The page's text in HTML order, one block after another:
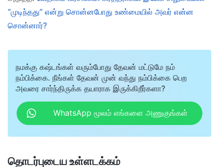
சொன்னாரு? அது யாரையாவது ஒருத்தர நேரடியா
ராஜ்யத்துக்குள்ள அனுமதிக்கும்னு பரிசுத்த
இல்லாததனால கர்த்தர் வரும்போது அவங்க
எடுத்துக்கொள்ளப்படுவாங்கன்னு ஜனங்க ஏன் இவ்வளவு
உறுதியா இருக்காங்க? இதுக்கு எந்த அர்த்தமும் இல்ல.
பரலோக ராஜ்யத்துக்குள்ள யாரால பிரவேசிக்க
முடியுங்கிறதுக்கு கர்த்தர் இந்தத் தெளிவான வசனத்த
“முடிந்தது” என்று சொன்னபோது உண்மையில் அவர் என்ன
சொன்னார்?
நமக்கு கஷ்டங்கள் வரும்போது தேவன் மட்டுமே நம்
நம்பிக்கை. நீங்கள் தேவன் முன் வந்து நம்பிக்கை பெற
அவரை சார்ந்திருக்க தயாராக இருக்கிறீர்களா?
WhatsApp மூலம் எங்களை அணுகுங்கள்
தொடர்புடைய உள்ளடக்கம்